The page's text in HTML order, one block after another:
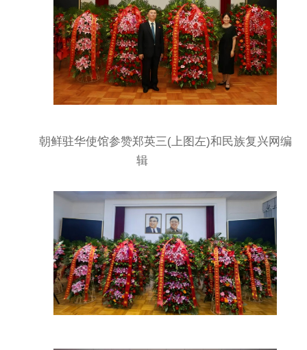
朝鲜驻华使馆参赞郑英三(上图左)和民族复兴网编
辑